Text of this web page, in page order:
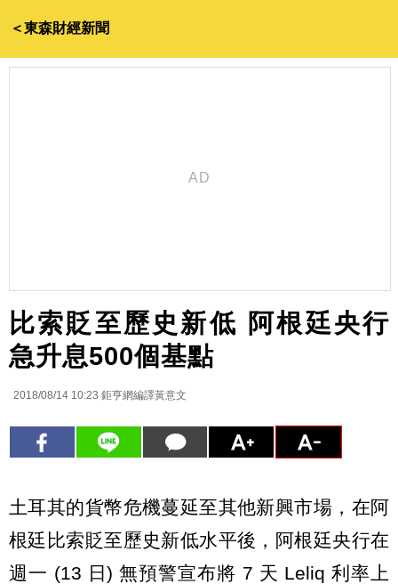
＜東森財經新聞
比索貶至歷史新低 阿根廷央行
急升息500個基點
2018/08/14 10:23 鉅亨網編譯黃意文
土耳其的貨幣危機蔓延至其他新興市場，在阿
根廷比索貶至歷史新低水平後，阿根廷央行在
週一 (13 日) 無預警宣布將 7 天 Leliq 利率上